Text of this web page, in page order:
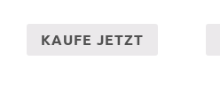
KAUFE JETZT